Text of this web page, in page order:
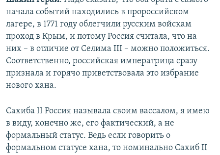
начала событий находились в пророссийском
лагере, в 1771 году облегчили русским войскам
проход в Крым, и потому Россия считала, что на
них – в отличие от Селима III – можно положиться.
Соответственно, российская императрица сразу
признала и горячо приветствовала это избрание
нового хана.
Сахиба II Россия называла своим вассалом, я имею
в виду, конечно же, его фактический, а не
формальный статус. Ведь если говорить о
формальном статусе хана, то номинально Сахиб II